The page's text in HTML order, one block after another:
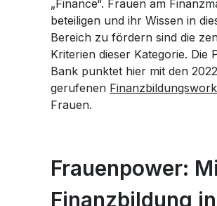
„Finance“. Frauen am
beteiligen und ihr Wissen in
Bereich zu fördern sind die
Kriterien dieser Kategorie. Die
Bank punktet hier mit den
gerufenen
Frauen.
Frauenpower:
Finanzbildung